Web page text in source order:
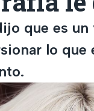
que es
lo que